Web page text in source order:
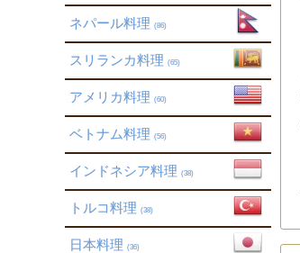
ネパール料理 (86)
スリランカ料理 (65)
アメリカ料理 (60)
ベトナム料理 (56)
インドネシア料理 (38)
トルコ料理 (38)
日本料理 (36)